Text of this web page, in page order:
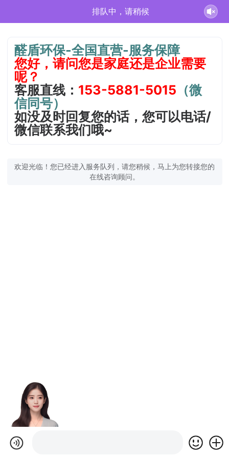
排队中，请稍候
醛盾环保-全国直营-服务保障
您好，请问您是家庭还是企业需要
呢？
客服直线： 153-5881-5015 （微
信同号）
如没及时回复您的话，您可以电话/
微信联系我们哦~
欢迎光临！您已经进入服务队列，请您稍候，马上为您转接您的
在线咨询顾问。